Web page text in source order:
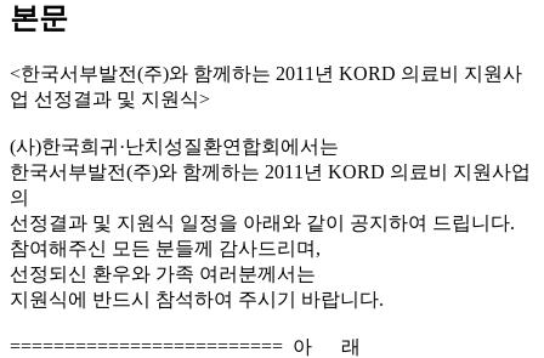
본문
<한국서부발전(주)와 함께하는 2011년 KORD 의료비 지원사
업 선정결과 및 지원식>
(사)한국희귀·난치성질환연합회에서는
한국서부발전(주)와 함께하는 2011년 KORD 의료비 지원사업
의
선정결과 및 지원식 일정을 아래와 같이 공지하여 드립니다.
참여해주신 모든 분들께 감사드리며,
선정되신 환우와 가족 여러분께서는
지원식에 반드시 참석하여 주시기 바랍니다.
========================= 아 래